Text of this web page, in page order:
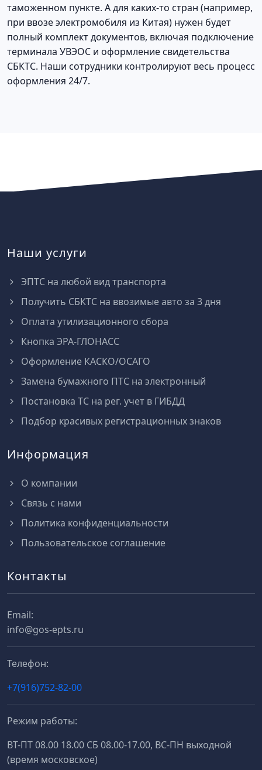
таможенном пункте. А для каких-то стран (например,
при ввозе электромобиля из Китая) нужен будет
полный комплект документов, включая подключение
терминала УВЭОС и оформление свидетельства
СБКТС. Наши сотрудники контролируют весь процесс
оформления 24/7.
Наши услуги
ЭПТС на любой вид транспорта
Получить СБКТС на ввозимые авто за 3 дня
Оплата утилизационного сбора
Кнопка ЭРА-ГЛОНАСС
Оформление КАСКО/ОСАГО
Замена бумажного ПТС на электронный
Постановка ТС на рег. учет в ГИБДД
Подбор красивых регистрационных знаков
Информация
О компании
Связь с нами
Политика конфиденциальности
Пользовательское соглашение
Контакты
Email:
info@gos-epts.ru
Телефон:
+7(916)752-82-00
Режим работы:
ВТ-ПТ 08.00 18.00 СБ 08.00-17.00, ВС-ПН выходной
(время московское)